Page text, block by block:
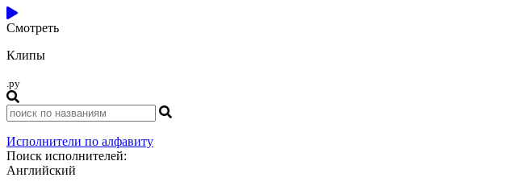
Смотреть
Клипы
.ру
Исполнители по алфавиту
Поиск исполнителей:
Английский